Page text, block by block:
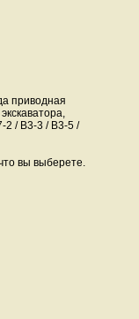
приводная
2 / B3-3 / B3-5 /
вы выберете.